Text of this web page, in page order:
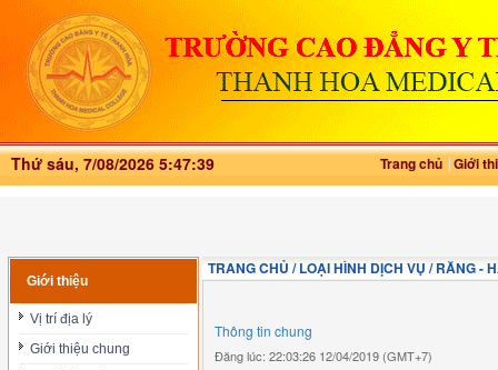
Thứ sáu, 7/08/2026 5:47:40 Trang chủ Giới
Giới thiệu
Vị trí địa lý
Giới thiệu chung
TRANG CHỦ / LOẠI HÌNH DỊCH VỤ / RĂNG -
Thông tin chung
Đăng lúc: 22:03:26 12/04/2019 (GMT+7)